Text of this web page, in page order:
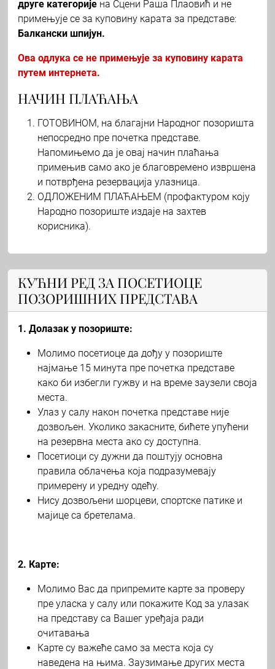
друге категорије на Сцени Раша Плаовић и не
примењује се за куповину карата за представе:
Балкански шпијун.
Ова одлука се не примењује за куповину карата
путем интернета.
НАЧИН ПЛАЋАЊА
ГОТОВИНОМ, на благајни Народног позоришта
непосредно пре почетка представе.
Напомињемо да је овај начин плаћања
примењив само ако је благовремено извршена
и потврђена резервација улазница.
ОДЛОЖЕНИМ ПЛАЋАЊЕМ (профактуром коју
Народно позориште издаје на захтев
корисника).
КУЋНИ РЕД ЗА ПОСЕТИОЦЕ
ПОЗОРИШНИХ ПРЕДСТАВА
1. Долазак у позориште:
Молимо посетиоце да дођу у позориште
најмање 15 минута пре почетка представе
како би избегли гужву и на време заузели своја
места.
Улаз у салу након почетка представе није
дозвољен. Уколико закасните, бићете упућени
на резервна места ако су доступна.
Посетиоци су дужни да поштују основна
правила облачења која подразумевају
примерену и уредну одећу.
Нису дозвољени шорцеви, спортске патике и
мајице са бретелама.
2. Карте:
Молимо Вас да припремите карте за проверу
пре уласка у салу или покажите Код за улазак
на представу са Вашег уређаја ради
очитавања
Карте су важеће само за места која су
наведена на њима. Заузимање других места